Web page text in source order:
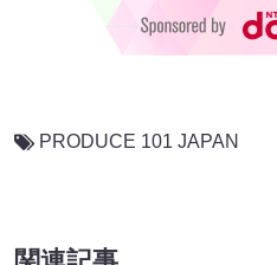
PRODUCE 101 JAPAN